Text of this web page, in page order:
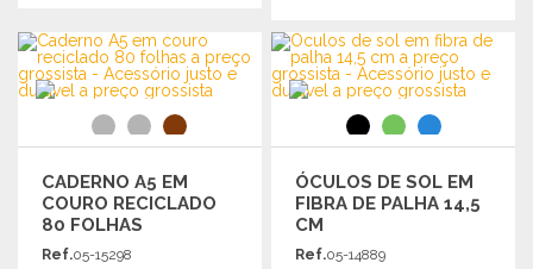
Solicitar um orçamento
ENCOMENDAR
Solicitar um orçamento
CADERNO A5 EM
COURO RECICLADO
80 FOLHAS
Ref.05-15298
ÓCULOS DE SOL EM
FIBRA DE PALHA 14,5
CM
Ref.05-14889